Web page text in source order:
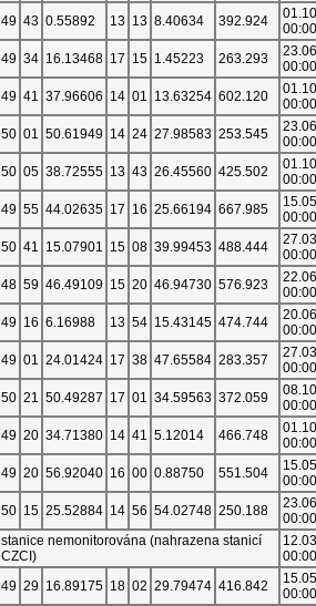
49 43 0.55892 13 13 8.40634 392.924
00:00
49 34 16.13468 17 15 1.45223 263.293
00:00
49 41 37.96606 14 01 13.63254 602.120
00:00
50 01 50.61949 14 24 27.98583 253.545
00:00
50 05 38.72555 13 43 26.45560 425.502
00:00
49 55 44.02635 17 16 25.66194 667.985
00:00
50 41 15.07901 15 08 39.99453 488.444
00:00
48 59 46.49109 15 20 46.94730 576.923
00:00
49 16 6.16988 13 54 15.43145 474.744
00:00
49 01 24.01424 17 38 47.65584 283.357
00:00
50 21 50.49287 17 01 34.59563 372.059
00:00
49 20 34.71380 14 41 5.12014 466.748
00:00
49 20 56.92040 16 00 0.88750 551.504
00:00
50 15 25.52884 14 56 54.02748 250.188
00:00
stanice nemonitorována (nahrazena stanicí
CZCI)
00:00
49 29 16.89175 18 02 29.79474 416.842
00:00